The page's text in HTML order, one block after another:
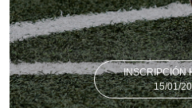
INSCRIPCIÓN
15/01/